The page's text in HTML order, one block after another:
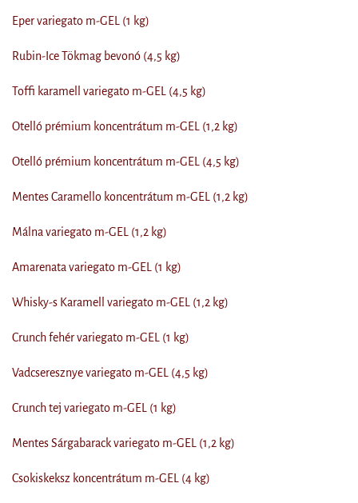
Eper variegato m-GEL (1 kg)
Rubin-Ice Tökmag bevonó (4,5 kg)
Toffi karamell variegato m-GEL (4,5 kg)
Otelló prémium koncentrátum m-GEL (1,2 kg)
Otelló prémium koncentrátum m-GEL (4,5 kg)
Mentes Caramello koncentrátum m-GEL (1,2 kg)
Málna variegato m-GEL (1,2 kg)
Amarenata variegato m-GEL (1 kg)
Whisky-s Karamell variegato m-GEL (1,2 kg)
Crunch fehér variegato m-GEL (1 kg)
Vadcseresznye variegato m-GEL (4,5 kg)
Crunch tej variegato m-GEL (1 kg)
Mentes Sárgabarack variegato m-GEL (1,2 kg)
Csokiskeksz koncentrátum m-GEL (4 kg)